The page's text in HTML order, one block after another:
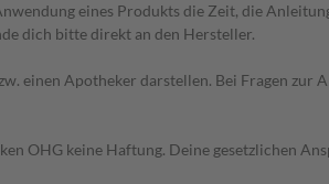
eines Produkts die Zeit, die
dich bitte direkt an den Hersteller.
einen Apotheker darstellen. Bei Fragen zur
OHG keine Haftung. Deine gesetzlichen